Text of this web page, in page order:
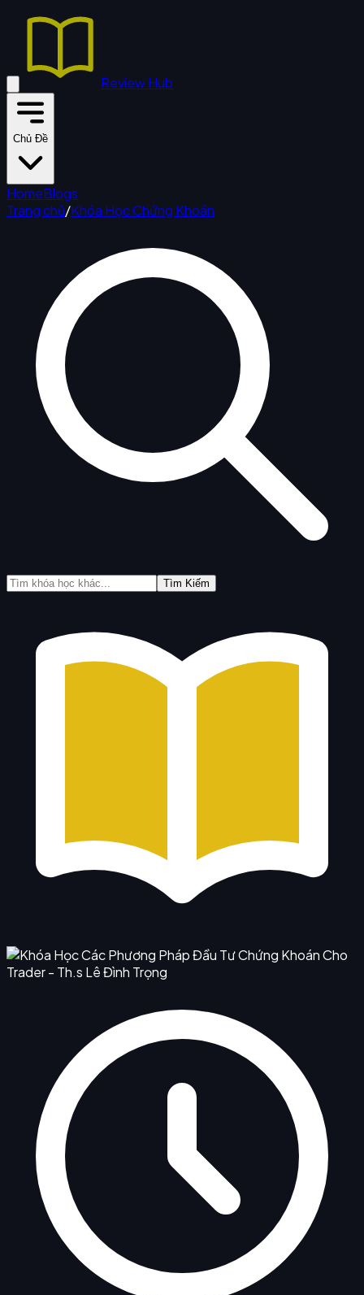
Review Hub
Chủ Đề
HomeBlogs
Trang chủ/Khóa Học Chứng Khoán
Tìm Kiếm